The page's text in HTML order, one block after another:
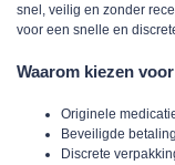
snel, veilig en zonder
voor een snelle en
Waarom kiezen
Originele
Beveiligde
Discrete